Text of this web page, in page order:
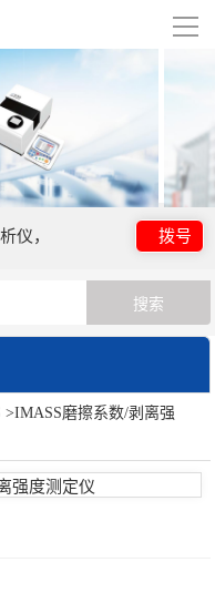
导
伙伴
文章
仪， 拨号
>IMASS磨擦系数/剥离强